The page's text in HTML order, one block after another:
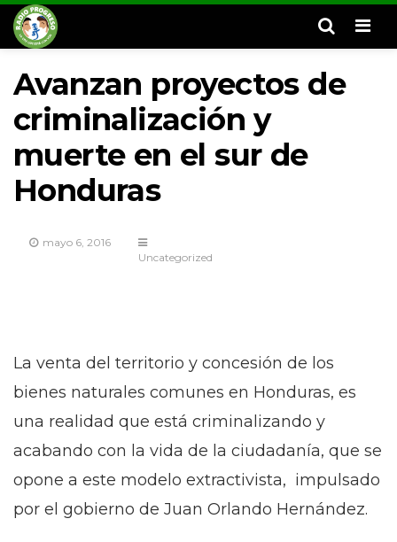
Avanzan proyectos de
criminalización y
muerte en el sur de
Honduras
mayo 6, 2016
Uncategorized
La venta del territorio y concesión de los
bienes naturales comunes en Honduras, es
una realidad que está criminalizando y
acabando con la vida de la ciudadanía, que se
opone a este modelo extractivista, impulsado
por el gobierno de Juan Orlando Hernández.